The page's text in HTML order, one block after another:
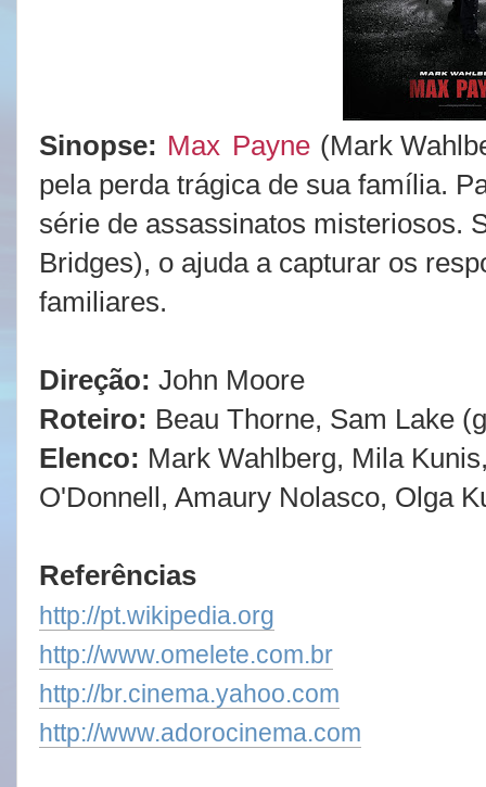
Sinopse: Max Payne (Mark
pela perda trágica de sua família.
série de assassinatos misteriosos.
Bridges), o ajuda a capturar os
familiares.
Direção: John Moore
Roteiro: Beau Thorne, Sam Lake
Elenco: Mark Wahlberg, Mila
O'Donnell, Amaury Nolasco, Olga
Referências
http://pt.wikipedia.org
http://www.omelete.com.br
http://br.cinema.yahoo.com
http://www.adorocinema.com